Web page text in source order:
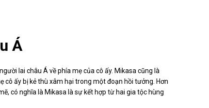
Á
lai châu Á về phía mẹ của cô ấy. Mikasa cũng là
ấy bị kẻ thù xâm hại trong một đoạn hồi tưởng. Hơn
có nghĩa là Mikasa là sự kết hợp từ hai gia tộc hùng